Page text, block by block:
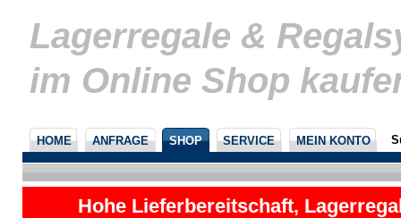
Lagerregale &
im Online Shop
HOME ANFRAGE SHOP SERVICE MEIN KONTO
Hohe Lieferbereitschaft,